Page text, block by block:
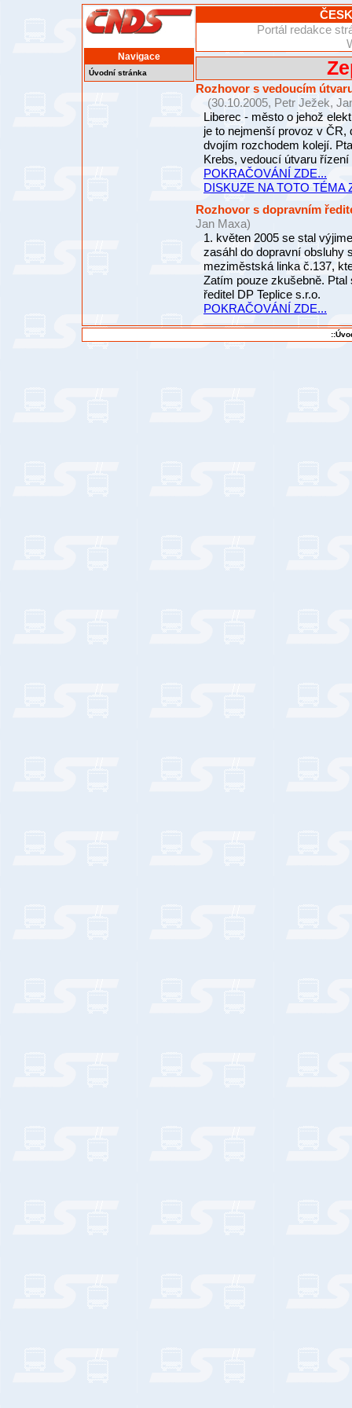
Navigace
Úvodní stránka
Portál redakce
Rozhovor s vedoucím
(30.10.2005, Petr Ježek,
Liberec - město o jehož
je to nejmenší provoz v
dvojím rozchodem kolejí.
Krebs, vedoucí útvaru
POKRAČOVÁNÍ ZDE...
DISKUZE NA TOTO TÉMA
Rozhovor s dopravním
Jan Maxa)
1. květen 2005 se stal
zasáhl do dopravní obsluhy
meziměstská linka č.137,
Zatím pouze zkušebně.
ředitel DP Teplice s.r.o.
POKRAČOVÁNÍ ZDE...